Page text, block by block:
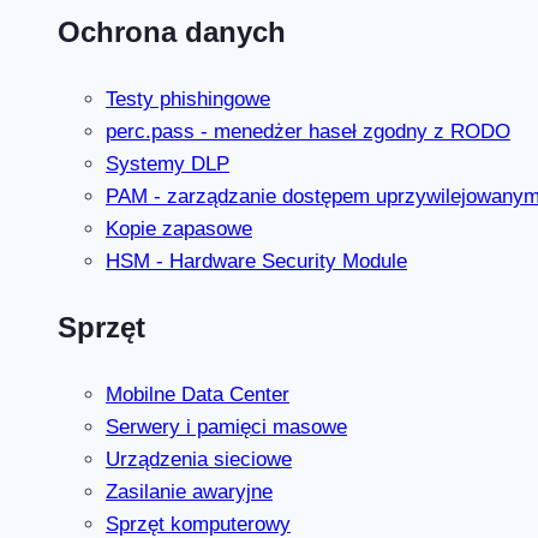
Ochrona danych
Testy phishingowe
perc.pass - menedżer haseł zgodny z RODO
Systemy DLP
PAM - zarządzanie dostępem
Kopie zapasowe
HSM - Hardware Security Module
Sprzęt
Mobilne Data Center
Serwery i pamięci masowe
Urządzenia sieciowe
Zasilanie awaryjne
Sprzęt komputerowy